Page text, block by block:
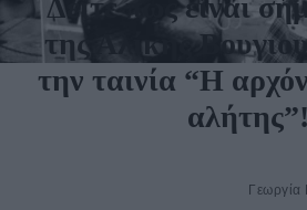
Δείτε πως είναι
της Αλίκης
την ταινία “Η
αλήτης”!
Γεωργία